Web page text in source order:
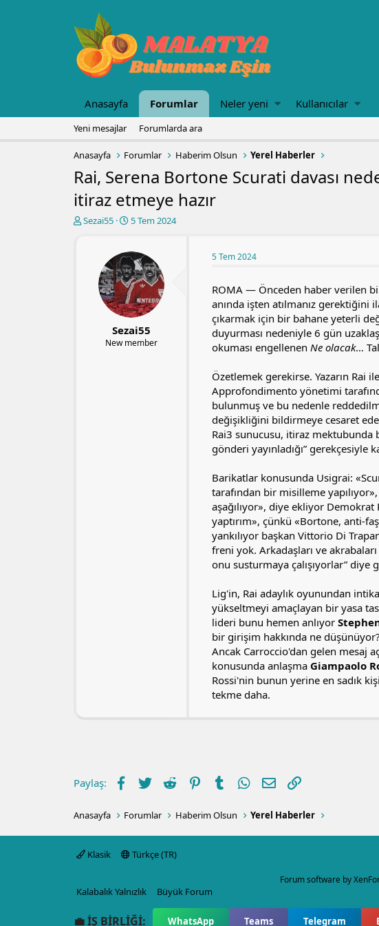
Anasayfa Forumlar Neler yeni Kullanıcılar
Yeni mesajlar Forumlarda ara
Anasayfa Forumlar Haberim Olsun Yerel Haberler
Rai, Serena Bortone Scurati davası
itiraz etmeye hazır
K
Sezai55
B
l
a
n
g
ı
ç
t
a
5 Tem 2024
Sezai55
New member
5 Tem 2024
ROMA — Önceden haber verilen
anında işten atılmanız
çıkarmak için bir bahane yeterli
duyurması nedeniyle 6 gün
okuması engellenen Ne olacak…
Özetlemek gerekirse. Yazarın Rai
Approfondimento yönetimi
bulunmuş ve bu nedenle
değişikliğini bildirmeye cesaret
Rai3 sunucusu, itiraz
gönderi yayınladığı”
Barikatlar konusunda Usigrai:
tarafından bir misilleme
aşağılıyor», diye ekliyor
yaptırım», çünkü «Bortone, anti-
yankılıyor başkan Vittorio Di
freni yok. Arkadaşları ve
onu susturmaya çalışıyorlar” diye
Lig'in, Rai adaylık oyunundan
yükseltmeyi amaçlayan bir yasa
lideri bunu hemen anlıyor
bir girişim hakkında ne
Ancak Carroccio'dan gelen mesaj
konusunda anlaşma Giampaolo
Rossi'nin bunun yerine en sadık
tekme daha.
Paylaş: Facebook
TwitterReddit PinterestTumblr WhatsApp
E-postaLink
Anasayfa Forumlar Haberim Olsun Yerel Haberler
Klasik Türkçe (TR)
Forum software by
Kalabalık Yalnızlık Büyük Forum
💼 İŞ BİRLİĞİ: WhatsApp Teams Telegram